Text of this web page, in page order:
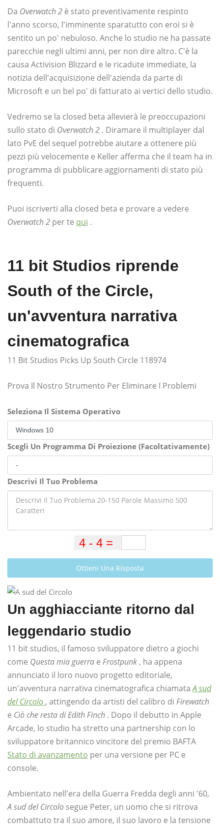
Da Overwatch 2 è stato preventivamente respinto
l'anno scorso, l'imminente sparatutto con eroi si è
sentito un po' nebuloso. Anche lo studio ne ha passate
parecchie negli ultimi anni, per non dire altro. C'è la
causa Activision Blizzard e le ricadute immediate, la
notizia dell'acquisizione dell'azienda da parte di
Microsoft e un bel po' di fatturato ai vertici dello studio.
Vedremo se la closed beta allevierà le preoccupazioni
sullo stato di Overwatch 2 . Diramare il multiplayer dal
lato PvE del sequel potrebbe aiutare a ottenere più
pezzi più velocemente e Keller afferma che il team ha in
programma di pubblicare aggiornamenti di stato più
frequenti.
Puoi iscriverti alla closed beta e provare a vedere
Overwatch 2 per te qui .
11 bit Studios riprende
South of the Circle,
un'avventura narrativa
cinematografica
11 Bit Studios Picks Up South Circle 118974
Prova Il Nostro Strumento Per Eliminare I Problemi
Seleziona Il Sistema Operativo
Scegli Un Programma Di Proiezione (Facoltativamente)
Descrivi Il Tuo Problema
Ottieni Una Risposta
Un agghiacciante ritorno dal
leggendario studio
11 bit studios, il famoso sviluppatore dietro a giochi
come Questa mia guerra e Frostpunk , ha appena
annunciato il loro nuovo progetto editoriale,
un'avventura narrativa cinematografica chiamataA sud
del Circolo , attingendo da artisti del calibro di Firewatch
e Ciò che resta di Edith Finch . Dopo il debutto in Apple
Arcade, lo studio ha stretto una partnership con lo
sviluppatore britannico vincitore del premio BAFTA
Stato di avanzamento per una versione per PC e
console.
Ambientato nell'era della Guerra Fredda degli anni '60,
A sud del Circolo segue Peter, un uomo che si ritrova
combattuto tra il suo amore, il suo lavoro e la tensione